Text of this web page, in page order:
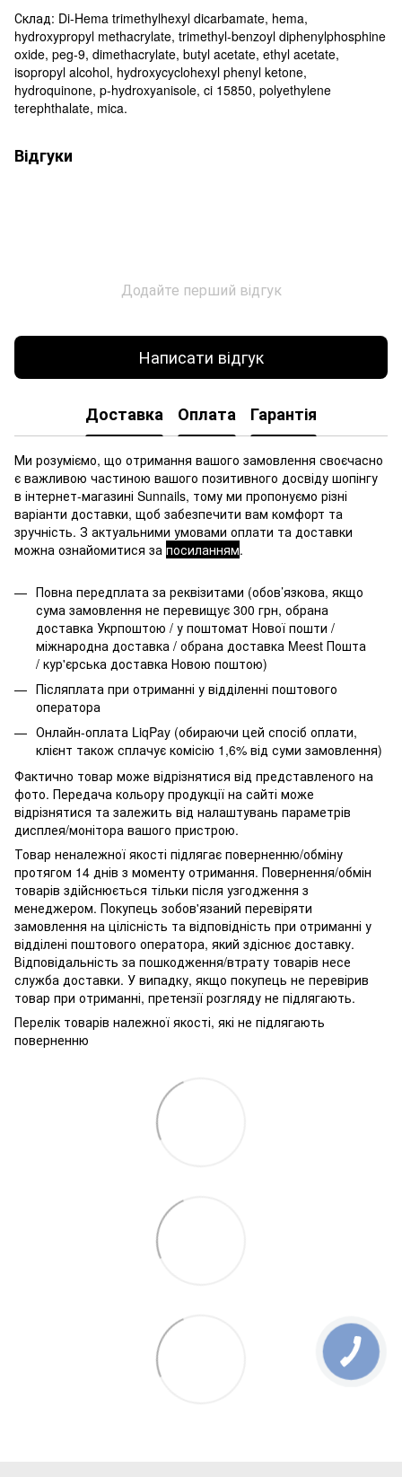
Склад: Di-Hema trimethylhexyl dicarbamate, hema,
hydroxypropyl methacrylate, trimethyl-benzoyl diphenylphosphine
oxide, peg-9, dimethacrylate, butyl acetate, ethyl acetate,
isopropyl alcohol, hydroxycyclohexyl phenyl ketone,
hydroquinone, p-hydroxyanisole, ci 15850, polyethylene
terephthalate, mica.
Відгуки
Додайте перший відгук
Написати відгук
Доставка Оплата Гарантія
Ми розуміємо, що отримання вашого замовлення своєчасно
є важливою частиною вашого позитивного досвіду шопінгу
в інтернет-магазині Sunnails, тому ми пропонуємо різні
варіанти доставки, щоб забезпечити вам комфорт та
зручність. З актуальними умовами оплати та доставки
можна ознайомитися за посиланням.
Повна передплата за реквізитами (обов’язкова, якщо
сума замовлення не перевищує 300 грн, обрана
доставка Укрпоштою / у поштомат Нової пошти /
міжнародна доставка / обрана доставка Meest Пошта
/ кур'єрська доставка Новою поштою)
Післяплата при отриманні у відділенні поштового
оператора
Онлайн-оплата LiqPay (обираючи цей спосіб оплати,
клієнт також сплачує комісію 1,6% від суми замовлення)
Фактично товар може відрізнятися від представленого на
фото. Передача кольору продукції на сайті може
відрізнятися та залежить від налаштувань параметрів
дисплея/монітора вашого пристрою.
Товар неналежної якості підлягає поверненню/обміну
протягом 14 днів з моменту отримання. Повернення/обмін
товарів здійснюється тільки після узгодження з
менеджером. Покупець зобов'язаний перевіряти
замовлення на цілісність та відповідність при отриманні у
відділені поштового оператора, який здіснює доставку.
Відповідальність за пошкодження/втрату товарів несе
служба доставки. У випадку, якщо покупець не перевірив
товар при отриманні, претензії розгляду не підлягають.
Перелік товарів належної якості, які не підлягають
поверненню